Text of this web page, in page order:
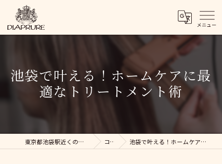
池袋で叶える！ホームケアに最
適なトリートメント術
東京都池袋駅近くの美容院ならDIAPRURE コラム 池袋で叶える！ホームケアに最適なトリートメント術